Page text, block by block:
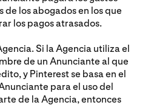
de los abogados en los que
los pagos atrasados.
Si la Agencia utiliza el
de un Anunciante al que
y Pinterest se basa en el
para el uso del
de la Agencia, entonces